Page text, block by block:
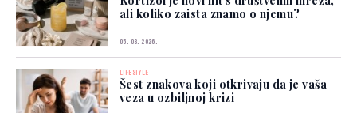
ali koliko zaista znamo o njemu?
05. 08. 2026.
LIFESTYLE
Šest znakova koji otkrivaju da je vaša
veza u ozbiljnoj krizi